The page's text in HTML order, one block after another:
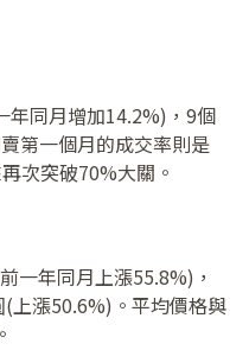
年同月增加14.2%)，9個
第一個月的成交率則是
次突破70%大關。
一年同月上漲55.8%)，
上漲50.6%)。平均價格與